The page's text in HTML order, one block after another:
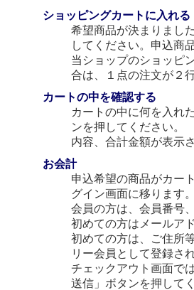
ショッピングカートに入れる
希望商品が決まりまし
してください。申込商
当ショップのショッピ
合は、１点の注文が２
カートの中を確認する
カートの中に何を入れ
ンを押してください。
内容、合計金額が表示
お会計
申込希望の商品がカー
グイン画面に移ります。
会員の方は、会員番号
初めての方はメールア
初めての方は、ご住所
リー会員として登録さ
チェックアウト画面で
送信」ボタンを押して